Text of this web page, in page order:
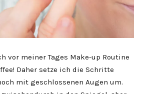
vor meiner Tages Make-up Routine
Daher setze ich die Schritte
mit geschlossenen Augen um.